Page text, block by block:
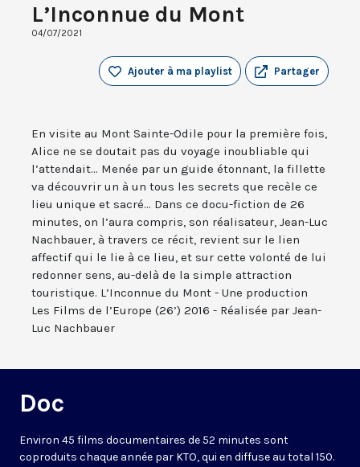
L’Inconnue du Mont
04/07/2021
Partager
Ajouter à ma playlist
En visite au Mont Sainte-Odile pour la première fois,
Alice ne se doutait pas du voyage inoubliable qui
l’attendait... Menée par un guide étonnant, la fillette
va découvrir un à un tous les secrets que recèle ce
lieu unique et sacré... Dans ce docu-fiction de 26
minutes, on l’aura compris, son réalisateur, Jean-Luc
Nachbauer, à travers ce récit, revient sur le lien
affectif qui le lie à ce lieu, et sur cette volonté de lui
redonner sens, au-delà de la simple attraction
touristique. L’Inconnue du Mont - Une production
Les Films de l’Europe (26’) 2016 - Réalisée par Jean-
Luc Nachbauer
Doc
Environ 45 films documentaires de 52 minutes sont
coproduits chaque année par KTO, qui en diffuse au total 150.